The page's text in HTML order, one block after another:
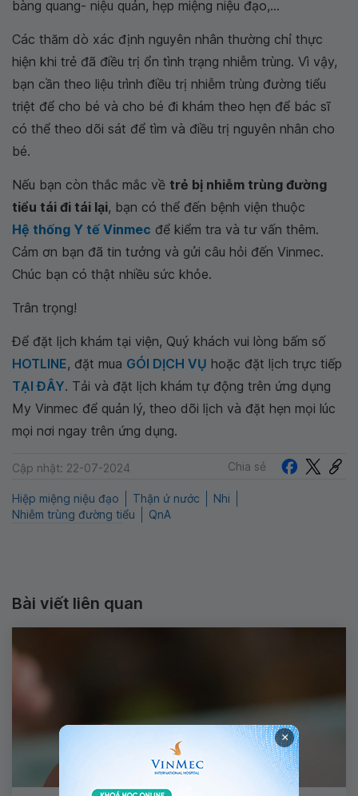
bàng quang- niệu quản, hẹp miệng niệu đạo,...
Các thăm dò xác định nguyên nhân thường chỉ thực
hiện khi trẻ đã điều trị ổn tình trạng nhiễm trùng. Vì vậy,
bạn cần theo liệu trình điều trị nhiễm trùng đường tiểu
triệt để cho bé và cho bé đi khám theo hẹn để bác sĩ
có thể theo dõi sát để tìm và điều trị nguyên nhân cho
bé.
Nếu bạn còn thắc mắc về trẻ bị nhiễm trùng đường
tiểu tái đi tái lại, bạn có thể đến bệnh viện thuộc
Hệ thống Y tế Vinmec để kiểm tra và tư vấn thêm.
Cảm ơn bạn đã tin tưởng và gửi câu hỏi đến Vinmec.
Chúc bạn có thật nhiều sức khỏe.
Trân trọng!
Để đặt lịch khám tại viện, Quý khách vui lòng bấm số
HOTLINE, đặt mua GÓI DỊCH VỤ hoặc đặt lịch trực tiếp
TẠI ĐÂY. Tải và đặt lịch khám tự động trên ứng dụng
My Vinmec để quản lý, theo dõi lịch và đặt hẹn mọi lúc
mọi nơi ngay trên ứng dụng.
Cập nhật: 22-07-2024 Chia sẻ
Hiệp miệng niệu đạo Thận ứ nước
Nhi
Nhiễm trùng đường tiểu
QnA
Bài viết liên quan
×